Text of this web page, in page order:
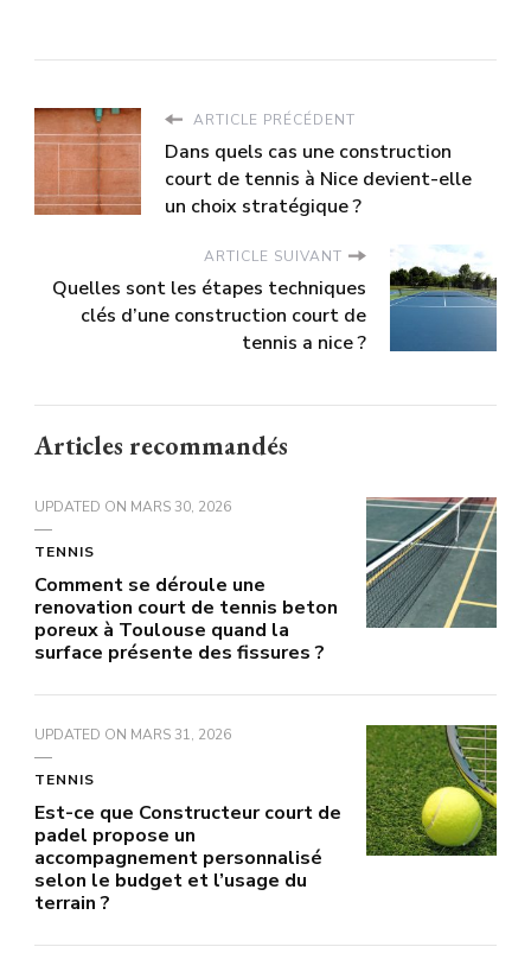
ARTICLE PRÉCÉDENT
Dans quels cas une construction
court de tennis à Nice devient-elle
un choix stratégique ?
ARTICLE SUIVANT
Quelles sont les étapes techniques
clés d’une construction court de
tennis a nice ?
Articles recommandés
UPDATED ON MARS 30, 2026
TENNIS
Comment se déroule une
renovation court de tennis beton
poreux à Toulouse quand la
surface présente des fissures ?
UPDATED ON MARS 31, 2026
TENNIS
Est-ce que Constructeur court de
padel propose un
accompagnement personnalisé
selon le budget et l’usage du
terrain ?